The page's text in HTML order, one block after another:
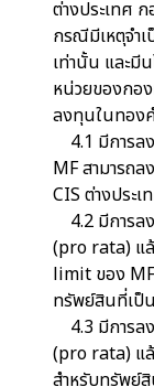
ต่างประเทศ
กรณีมีเหตุจำเ
เท่านั้น และมี
หน่วยของกอ
ลงทุนในทอง
4.1 มีการล
MF สามารถ
CIS ต่างประ
4.2 มีการล
(pro rata) แ
limit ของ
ทรัพย์สินที่เป็
4.3 มีการล
(pro rata) แ
สำหรับทรัพย์